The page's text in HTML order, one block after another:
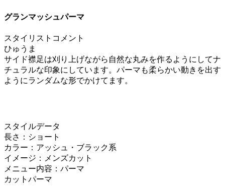
グランマッシュパーマ
スタイリストコメント
ひゅうま
サイド襟足は刈り上げながら自然な丸みを作るようにしてナ
チュラルな印象にしています。パーマも柔らかい動きを出す
ようにランダムな形でかけてます。
スタイルデータ
長さ：ショート
カラー：アッシュ・ブラック系
イメージ：メンズカット
メニュー内容：パーマ
カットパーマ